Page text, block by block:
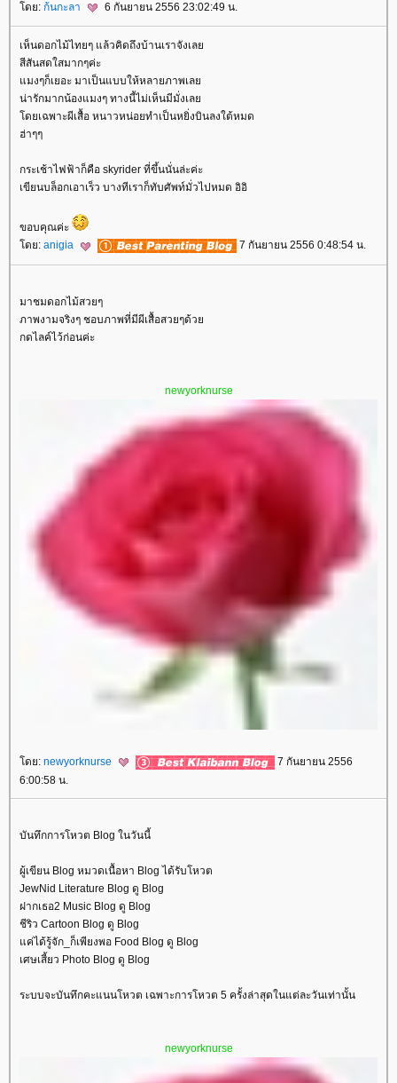
ดย: ก้นกะลา 6 กันยายน 2556 23:02:49 น.
เห็นดอกไม้ไทยๆ แล้วคิดถึงบ้านเราจังเล
สีสันสดใสมากๆค่ะ
มงๆก็เยอะ มาเป็นแบบให้หลายภาพเล
น่ารักมากน้องแมงๆ ทางนี้ไม่เห็นมีมั่งเล
ดยเฉพาะผีเสื้อ หนาวหน่อยทำเป็นหยิ่งบินลงใต้หมด
ฮ่าๆๆ
กระเช้าไฟฟ้าก็คือ skyrider ที่ขึ้นนั่นล่ะค่ะ
เขียนบล็อกเอาเร็ว บางทีเราก็ทับศัพท์มั่วไปหมด อิอิ
ขอบคุณค่ะ
ดย: anigia 7 กันยายน 2556 0:48:54 น.
มาชมดอกไม้สวยๆ
ภาพงามจริงๆ ชอบภาพที่มีผีเสื้อสวยๆด้ว
กดไลค์ไว้ก่อนค่ะ
newyorknurse
ดย: newyorknurse
7 กันยายน 2556
6:00:58 น.
บันทึกการโหวต Blog ในวันนี้
ผู้เขียน Blog หมวดเนื้อหา Blog ได้รับโหวต
JewNid Literature Blog ดู Blog
ฝากเธอ2 Music Blog ดู Blog
ชีริว Cartoon Blog ดู Blog
ค่ได้รู้จัก_ก็เพียงพอ Food Blog ดู Blog
เศษเสี้ยว Photo Blog ดู Blog
ระบบจะบันทึกคะแนนโหวต เฉพาะการโหวต 5 ครั้งล่าสุดในแต่ละวันเท่านั้น
newyorknurse